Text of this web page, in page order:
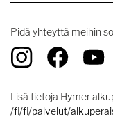
Pidä yhteyttä meihin
Lisä tietoja Hymer
/fi/fi/palvelut/